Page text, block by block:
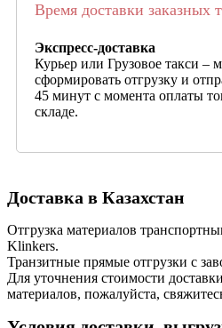
Время доставки заказных
Экспресс-доставка
Курьер или Грузовое такси –
сформировать отгрузку и
45 минут с момента оплаты
складе.
Доставка в Казахстан
Отгрузка материалов
Klinkers.
Транзитные прямые отгрузки с
Для уточнения стоимости
материалов, пожалуйста,